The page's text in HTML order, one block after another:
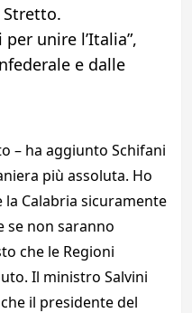
Stretto.
unire l’Italia”,
e dalle
– ha aggiunto Schifani
più assoluta. Ho
la Calabria sicuramente
se non saranno
che le Regioni
Il ministro Salvini
il presidente del